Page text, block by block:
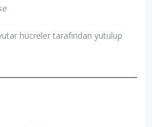
hücreler tarafından yutulup